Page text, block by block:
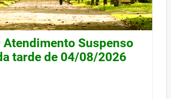
Atendimento Suspenso
tarde de 04/08/2026